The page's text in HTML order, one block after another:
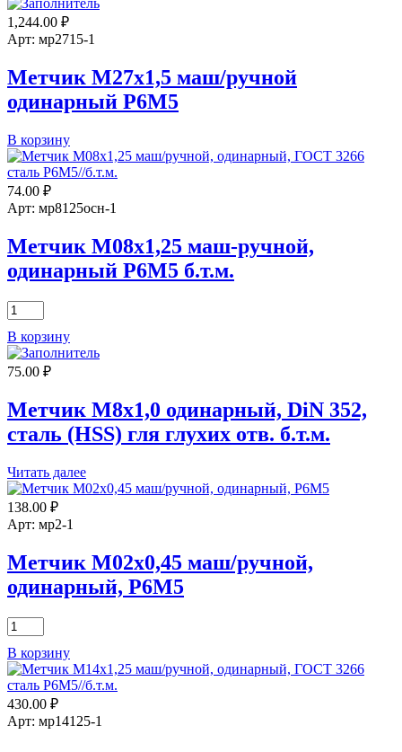
1,244.00 ₽
Арт: мр2715-1
Метчик М27х1,5 маш/ручной
одинарный Р6М5
Количество
товара
Метчик
М27х1,5
маш/
ручной
одинарный
Р6М5
В корзину
74.00 ₽
Арт: мр8125осн-1
Метчик М08х1,25 маш-ручной,
одинарный Р6М5 б.т.м.
Количество
товара
Метчик
М08х1,25
маш-
одинарный
Р6М5
б.т.м.
В корзину
75.00 ₽
Метчик М8х1,0 одинарный, DiN 352,
сталь (HSS) гля глухих отв. б.т.м.
Читать далее
138.00 ₽
Арт: мр2-1
Метчик М02х0,45 маш/ручной,
одинарный, Р6М5
Количество
товара
Метчик
М02х0,45
маш/
ручной,
одинарный,
В корзину
430.00 ₽
Арт: мр14125-1